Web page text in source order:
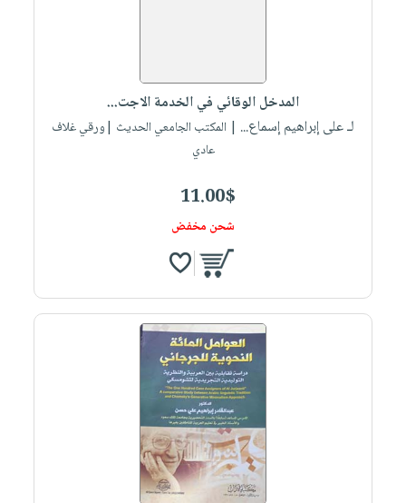
المدخل الوقائي في الخدمة الاجت...
لـ على إبراهيم إسماع... | المكتب الجامعي الحديث |ورقي غلاف
عادي
11.00$
شحن مخفض